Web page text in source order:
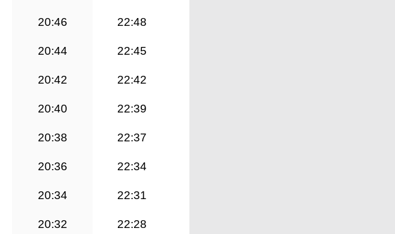
20:46 22:48
20:44 22:45
20:42 22:42
20:40 22:39
20:38 22:37
20:36 22:34
20:34 22:31
20:32 22:28